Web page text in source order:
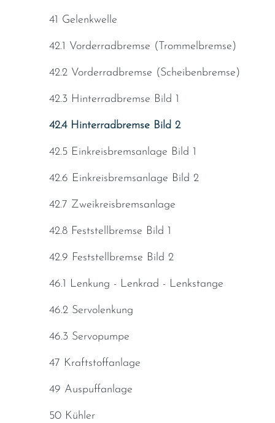
41 Gelenkwelle
42.1 Vorderradbremse (Trommelbremse)
42.2 Vorderradbremse (Scheibenbremse)
42.3 Hinterradbremse Bild 1
42.4 Hinterradbremse Bild 2
42.5 Einkreisbremsanlage Bild 1
42.6 Einkreisbremsanlage Bild 2
42.7 Zweikreisbremsanlage
42.8 Feststellbremse Bild 1
42.9 Feststellbremse Bild 2
46.1 Lenkung - Lenkrad - Lenkstange
46.2 Servolenkung
46.3 Servopumpe
47 Kraftstoffanlage
49 Auspuffanlage
50 Kühler